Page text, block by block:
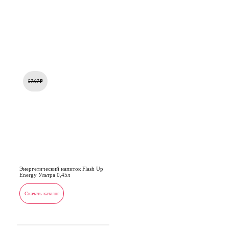
57.07₽
Энергетический напиток Flash Up
Energy Ультра 0,45л
Скачать каталог